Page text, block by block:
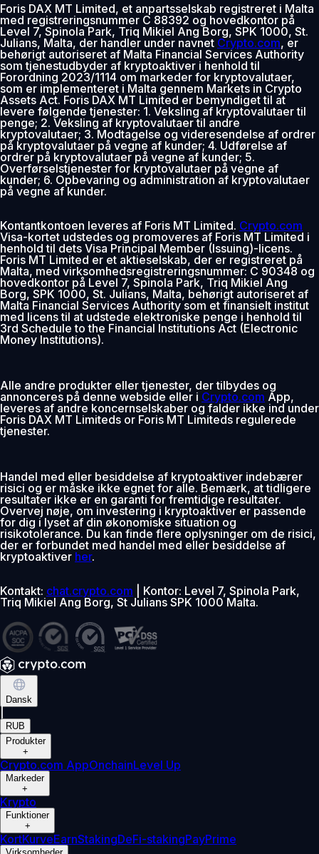
Foris DAX MT Limited, et anpartsselskab registreret i Malta
med registreringsnummer C 88392 og hovedkontor på
Level 7, Spinola Park, Triq Mikiel Ang Borg, SPK 1000, St.
Julians, Malta, der handler under navnet Crypto.com, er
behørigt autoriseret af Malta Financial Services Authority
som tjenestudbyder af kryptoaktiver i henhold til
Forordning 2023/1114 om markeder for kryptovalutaer,
som er implementeret i Malta gennem Markets in Crypto
Assets Act. Foris DAX MT Limited er bemyndiget til at
levere følgende tjenester: 1. Veksling af kryptovalutaer til
penge; 2. Veksling af kryptovalutaer til andre
kryptovalutaer; 3. Modtagelse og videresendelse af ordrer
på kryptovalutaer på vegne af kunder; 4. Udførelse af
ordrer på kryptovalutaer på vegne af kunder; 5.
Overførselstjenester for kryptovalutaer på vegne af
kunder; 6. Opbevaring og administration af kryptovalutaer
på vegne af kunder.
Kontantkontoen leveres af Foris MT Limited. Crypto.com
Visa-kortet udstedes og promoveres af Foris MT Limited i
henhold til dets Visa Principal Member (Issuing)-licens.
Foris MT Limited er et aktieselskab, der er registreret på
Malta, med virksomhedsregistreringsnummer: C 90348 og
hovedkontor på Level 7, Spinola Park, Triq Mikiel Ang
Borg, SPK 1000, St. Julians, Malta, behørigt autoriseret af
Malta Financial Services Authority som et finansielt institut
med licens til at udstede elektroniske penge i henhold til
3rd Schedule to the Financial Institutions Act (Electronic
Money Institutions).
Alle andre produkter eller tjenester, der tilbydes og
annonceres på denne webside eller i Crypto.com App,
leveres af andre koncernselskaber og falder ikke ind under
Foris DAX MT Limiteds or Foris MT Limiteds regulerede
tjenester.
Handel med eller besiddelse af kryptoaktiver indebærer
risici og er måske ikke egnet for alle. Bemærk, at tidligere
resultater ikke er en garanti for fremtidige resultater.
Overvej nøje, om investering i kryptoaktiver er passende
for dig i lyset af din økonomiske situation og
risikotolerance. Du kan finde flere oplysninger om de risici,
der er forbundet med handel med eller besiddelse af
kryptoaktiver her.
Kontakt: chat.crypto.com | Kontor: Level 7, Spinola Park,
Triq Mikiel Ang Borg, St Julians SPK 1000 Malta.
Dansk
RUB
Produkter
+
Crypto.com AppOnchainLevel Up
Markeder
+
Krypto
Funktioner
+
KortKurveEarnStakingDeFi-stakingPayPrime